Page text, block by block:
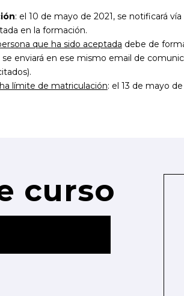
: el 10 de mayo de 2021, se notificará
en la formación.
que ha sido aceptada debe de
se enviará en ese mismo email de
límite de matriculación: el 13 de mayo de
curso